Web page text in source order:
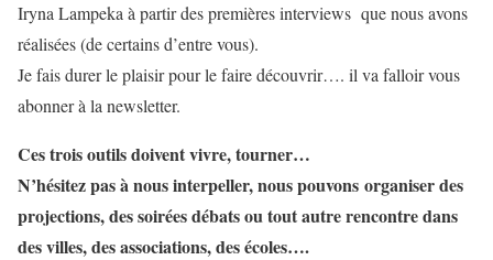
Iryna Lampeka à partir des premières interviews que nous avons
réalisées (de certains d’entre vous).
Je fais durer le plaisir pour le faire découvrir…. il va falloir vous
abonner à la newsletter.
Ces trois outils doivent vivre, tourner…
N’hésitez pas à nous interpeller, nous pouvons organiser des
projections, des soirées débats ou tout autre rencontre dans
des villes, des associations, des écoles….